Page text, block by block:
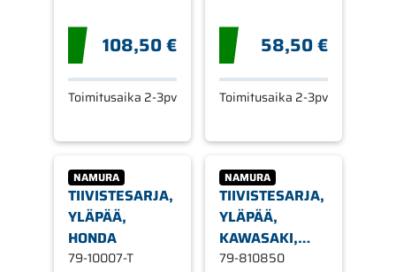
108,50 €
Toimitusaika 2-3pv
58,50 €
Toimitusaika 2-3pv
NAMURA
TIIVISTESARJA,
YLÄPÄÄ,
HONDA
79-10007-T
NAMURA
TIIVISTESARJA,
YLÄPÄÄ,
KAWASAKI,
SUZUKI
79-810850